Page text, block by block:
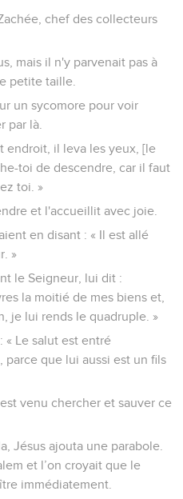
chef des collecteurs
mais il n'y parvenait pas à
petite taille.
un sycomore pour voir
par là.
endroit, il leva les yeux, [le
toi de descendre, car il faut
toi. »
et l'accueillit avec joie.
en disant : « Il est allé
»
le Seigneur, lui dit :
la moitié de mes biens et,
je lui rends le quadruple. »
« Le salut est entré
parce que lui aussi est un fils
venu chercher et sauver ce
Jésus ajouta une parabole.
et l’on croyait que le
immédiatement.